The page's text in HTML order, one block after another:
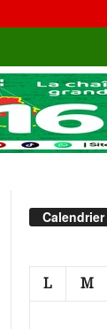
Calendrier
L M